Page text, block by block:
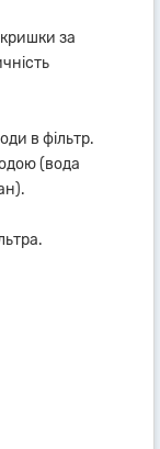
за
в фільтр.
(вода